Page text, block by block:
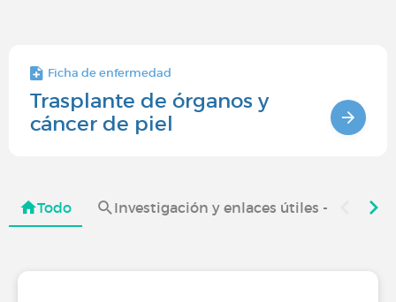
Ficha de enfermedad
Trasplante de órganos y
cáncer de piel
Todo Investigación y enlaces útiles - Cáncer